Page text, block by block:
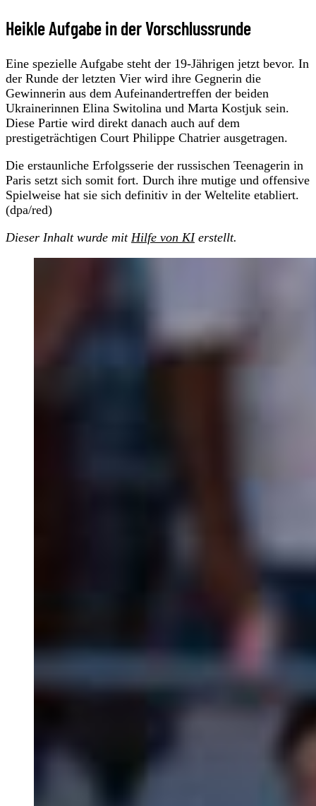
Heikle Aufgabe in der Vorschlussrunde
Eine spezielle Aufgabe steht der 19-Jährigen jetzt bevor. In
der Runde der letzten Vier wird ihre Gegnerin die
Gewinnerin aus dem Aufeinandertreffen der beiden
Ukrainerinnen Elina Switolina und Marta Kostjuk sein.
Diese Partie wird direkt danach auch auf dem
prestigeträchtigen Court Philippe Chatrier ausgetragen.
Die erstaunliche Erfolgsserie der russischen Teenagerin in
Paris setzt sich somit fort. Durch ihre mutige und offensive
Spielweise hat sie sich definitiv in der Weltelite etabliert.
(dpa/red)
Dieser Inhalt wurde mit Hilfe von KIerstellt.